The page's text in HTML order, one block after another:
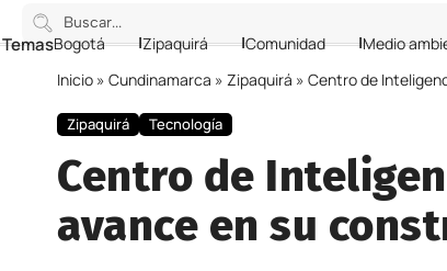
Bogotá Zipaquirá Comunidad Medio
Inicio » Cundinamarca » Zipaquirá » Centro de
Zipaquirá Tecnología
Centro de
avance en su